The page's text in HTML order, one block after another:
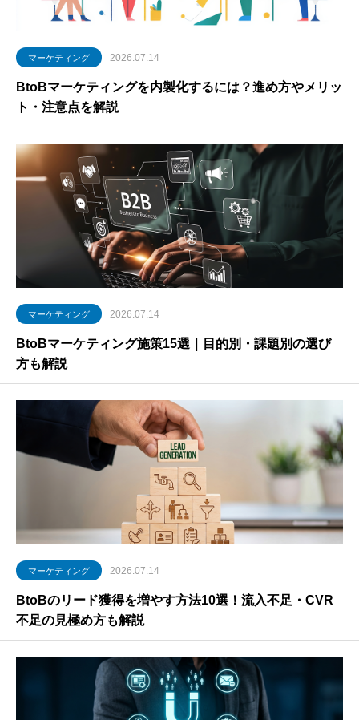
マーケティング 2026.07.14
BtoBマーケティングを内製化するには？進め方やメリッ
ト・注意点を解説
マーケティング 2026.07.14
BtoBマーケティング施策15選｜目的別・課題別の選び
方も解説
マーケティング 2026.07.14
BtoBのリード獲得を増やす方法10選！流入不足・CVR
不足の見極め方も解説